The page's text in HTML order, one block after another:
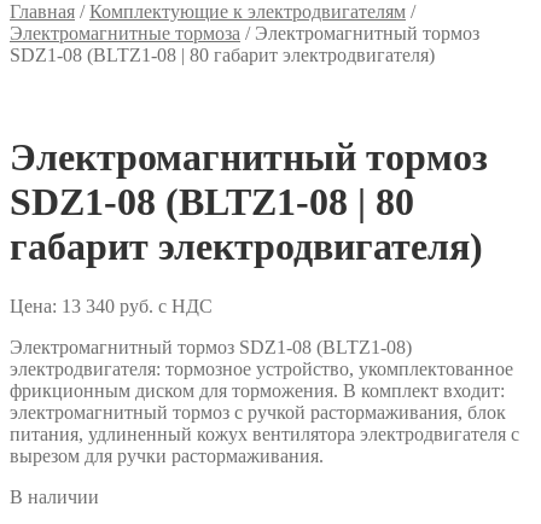
Главная /Комплектующие к электродвигателям /
Электромагнитные тормоза / Электромагнитный тормоз
SDZ1-08 (BLTZ1-08 | 80 габарит электродвигателя)
Электромагнитный тормоз
SDZ1-08 (BLTZ1-08 | 80
габарит электродвигателя)
Цена: 13 340 руб. с НДС
Электромагнитный тормоз SDZ1-08 (BLTZ1-08)
электродвигателя: тормозное устройство, укомплектованное
фрикционным диском для торможения. В комплект входит:
электромагнитный тормоз с ручкой растормаживания, блок
питания, удлиненный кожух вентилятора электродвигателя с
вырезом для ручки растормаживания.
В наличии